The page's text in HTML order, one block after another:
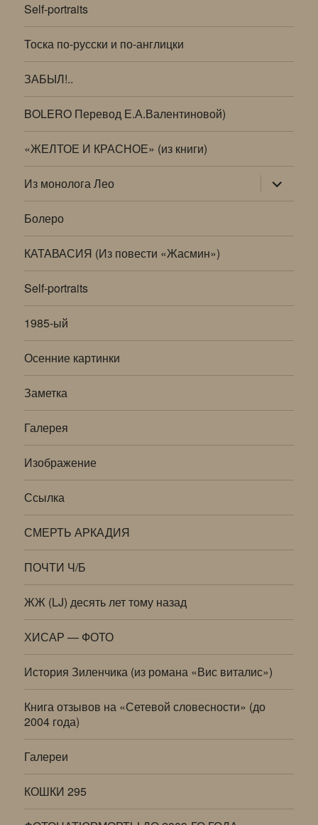
Self-portraits
Тоска по-русски и по-англицки
ЗАБЫЛ!..
BOLERO Перевод Е.А.Валентиновой)
«ЖЕЛТОЕ И КРАСНОЕ» (из книги)
Из монолога Лео раскрыть
дочернее
меню
Болеро
КАТАВАСИЯ (Из повести «Жасмин»)
Self-portraits
1985-ый
Осенние картинки
Заметка
Галерея
Изображение
Ссылка
СМЕРТЬ АРКАДИЯ
ПОЧТИ Ч/Б
ЖЖ (LJ) десять лет тому назад
ХИСАР — ФОТО
История Зиленчика (из романа «Вис виталис»)
Книга отзывов на «Сетевой словесности» (до
2004 года)
Галереи
КОШКИ 295